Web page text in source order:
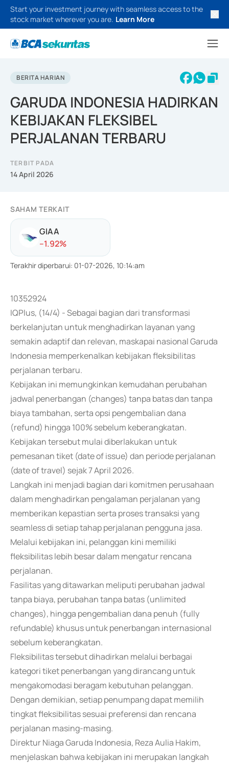
Start your investment journey with seamless access to the
stock market wherever you are. Learn More
BERITA HARIAN
GARUDA INDONESIA HADIRKAN
KEBIJAKAN FLEKSIBEL
PERJALANAN TERBARU
TERBIT PADA
14 April 2026
SAHAM TERKAIT
GIAA
--1.92%
Terakhir diperbarui: 01-07-2026, 10:14:am
10352924
IQPlus, (14/4) - Sebagai bagian dari transformasi
berkelanjutan untuk menghadirkan layanan yang
semakin adaptif dan relevan, maskapai nasional Garuda
Indonesia memperkenalkan kebijakan fleksibilitas
perjalanan terbaru.
Kebijakan ini memungkinkan kemudahan perubahan
jadwal penerbangan (changes) tanpa batas dan tanpa
biaya tambahan, serta opsi pengembalian dana
(refund) hingga 100% sebelum keberangkatan.
Kebijakan tersebut mulai diberlakukan untuk
pemesanan tiket (date of issue) dan periode perjalanan
(date of travel) sejak 7 April 2026.
Langkah ini menjadi bagian dari komitmen perusahaan
dalam menghadirkan pengalaman perjalanan yang
memberikan kepastian serta proses transaksi yang
seamless di setiap tahap perjalanan pengguna jasa.
Melalui kebijakan ini, pelanggan kini memiliki
fleksibilitas lebih besar dalam mengatur rencana
perjalanan.
Fasilitas yang ditawarkan meliputi perubahan jadwal
tanpa biaya, perubahan tanpa batas (unlimited
changes), hingga pengembalian dana penuh (fully
refundable) khusus untuk penerbangan internasional
sebelum keberangkatan.
Fleksibilitas tersebut dihadirkan melalui berbagai
kategori tiket penerbangan yang dirancang untuk
mengakomodasi beragam kebutuhan pelanggan.
Dengan demikian, setiap penumpang dapat memilih
tingkat fleksibilitas sesuai preferensi dan rencana
perjalanan masing-masing.
Direktur Niaga Garuda Indonesia, Reza Aulia Hakim,
menjelaskan bahwa kebijakan ini merupakan langkah